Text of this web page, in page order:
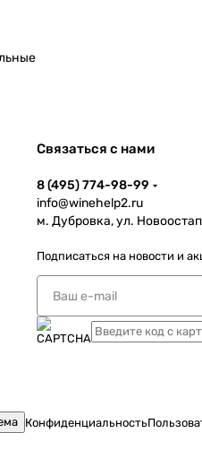
Связаться с нами
8 (495) 774-98-99
info@winehelp2.ru
м. Дубровка, ул.
Подписаться на новости и
Конфиденциальность